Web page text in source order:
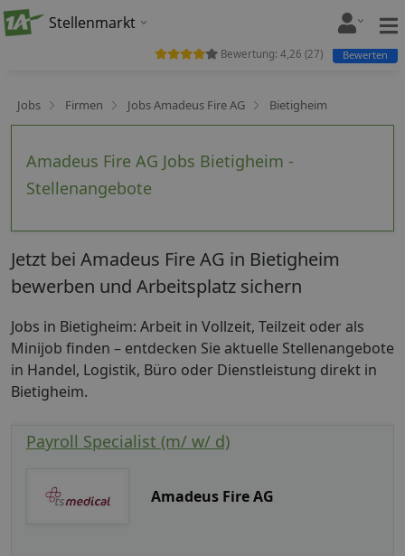
Stellenmarkt
Jobs Firmen Jobs Amadeus Fire AG Bietigheim
Amadeus Fire AG Jobs Bietigheim -
Stellenangebote
Bewertung: 4,26 (27) Bewerten
Jetzt bei Amadeus Fire AG in Bietigheim
bewerben und Arbeitsplatz sichern
Jobs in Bietigheim: Arbeit in Vollzeit, Teilzeit oder als
Minijob finden – entdecken Sie aktuelle Stellenangebote
in Handel, Logistik, Büro oder Dienstleistung direkt in
Bietigheim.
Payroll Specialist (m/ w/ d)
Amadeus Fire AG